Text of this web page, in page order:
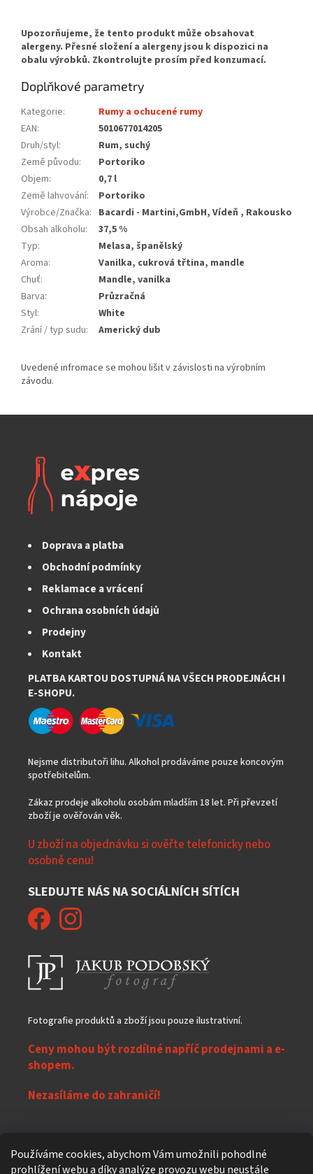
Používáme cookies, abychom Vám umožnili pohodlné
prohlížení webu a díky analýze provozu webu neustále
Doplňkové parametry
Kategorie:
Rumy a ochucené rumy
EAN:
5010677014205
Druh/styl:
Rum, suchý
Země původu:
Portoriko
Objem:
0,7 l
Země lahvování:
Portoriko
Výrobce/Značka: Bacardi - Martini,GmbH, Vídeň , Rakousko
Obsah alkoholu:
37,5 %
Typ:
Melasa, španělský
Aroma:
Vanilka, cukrová třtina, mandle
Chuť:
Mandle, vanilka
Barva:
Průzračná
Styl:
White
Zrání / typ sudu: Americký dub
Doprava a platba
Obchodní podmínky
Reklamace a vrácení
Ochrana osobních údajů
Prodejny
Kontakt
PLATBA KARTOU DOSTUPNÁ NA VŠECH PRODEJNÁCH I
E-SHOPU.
Nejsme distributoři lihu. Alkohol prodáváme pouze koncovým
spotřebitelům.
Zákaz prodeje alkoholu osobám mladším 18 let. Při převzetí
zboží je ověřován věk.
U zboží na objednávku si ověřte telefonicky nebo
osobně cenu!
SLEDUJTE NÁS NA SOCIÁLNÍCH SÍTÍCH
Fotografie produktů a zboží jsou pouze ilustrativní.
Ceny mohou být rozdílné napříč prodejnami a e-
shopem.
Nezasíláme do zahraničí!